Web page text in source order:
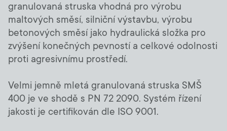
granulovaná struska vhodná pro výrobu
maltových směsí, silniční výstavbu, výrobu
betonových směsí jako hydraulická složka pro
zvýšení konečných pevností a celkové odolnosti
proti agresivnímu prostředí.
Velmi jemně mletá granulovaná struska SMŠ
400 je ve shodě s PN 72 2090. Systém řízení
jakosti je certifikován dle ISO 9001.